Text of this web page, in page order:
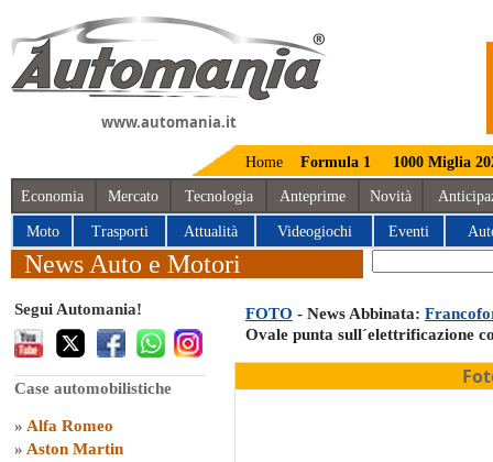
www.automania.it
Home Formula 1 1000 Miglia
Economia Mercato Tecnologia Anteprime Novità
Moto Trasporti Attualità Videogiochi Eventi
News Auto e Motori
Segui Automania!
Case automobilistiche
» Alfa Romeo
» Aston Martin
FOTO - News Abbinata:
Ovale punta sull´elettrificazione